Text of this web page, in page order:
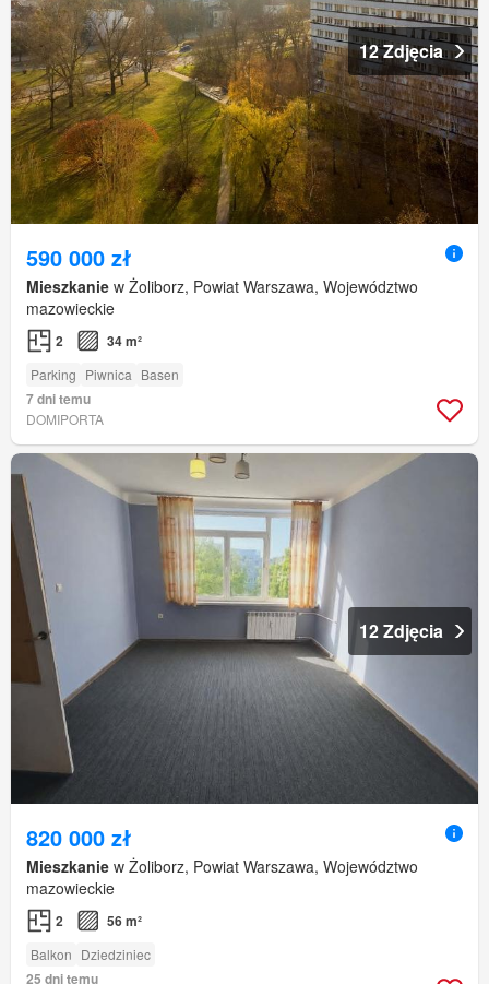
12 Zdjęcia
590 000 zł
Mieszkanie w Żoliborz, Powiat Warszawa, Województwo
mazowieckie
2 34 m²
Parking Piwnica Basen
7 dni temu
DOMIPORTA
12 Zdjęcia
820 000 zł
Mieszkanie w Żoliborz, Powiat Warszawa, Województwo
mazowieckie
2 56 m²
Balkon Dziedziniec
25 dni temu